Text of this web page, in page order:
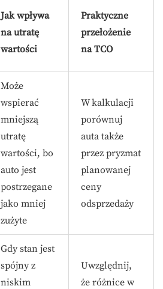
Jak wpływa
na utratę
wartości
Praktyczne
przełożenie
na TCO
Może
wspierać
mniejszą
utratę
wartości, bo
auto jest
postrzegane
jako mniej
zużyte
W kalkulacji
porównuj
auta także
przez pryzmat
planowanej
ceny
odsprzedaży
Gdy stan jest
spójny z
niskim
Uwzględnij,
że różnice w